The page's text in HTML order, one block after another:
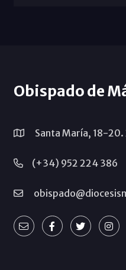
Obispado de
Santa María, 18-20.
(+34) 952 224 386